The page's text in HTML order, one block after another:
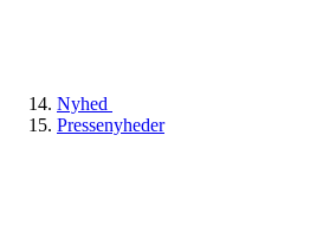
Nyhed
Pressenyheder